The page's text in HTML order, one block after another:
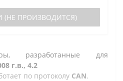
(НЕ ПРОИЗВОДИТСЯ)
разработанные для
г.в., 4.2
по протоколу CAN.